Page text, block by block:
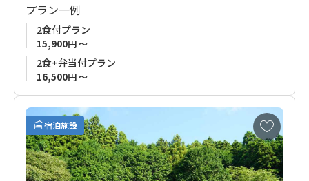
かしながら、古道の宿で接客ノウハウを磨いてきたおもてなし
のプロです。
このお宿では、熊野古道だけでなく、熊野の豊かな自然とその
魅力を心から感じていただけるひとときをお約束します。ご夫
婦が心を込めて提供するおもてなしで、巡礼の旅をさらに特別
熊野の自然と人の温かさを感じる旅へ、ぜひお越しください。
プラン一例
2食付プラン
15,900円 ～
2食+弁当付プラン
16,500円 ～
宿泊施設
お
気
に
入
り